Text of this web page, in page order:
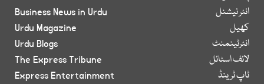
انٹر نیشنل
کھیل
انٹرٹینمنٹ
لائف اسٹائل
ٹاپ ٹرینڈ
Business News in Urdu
Urdu Magazine
Urdu Blogs
The Express Tribune
Express Entertainment